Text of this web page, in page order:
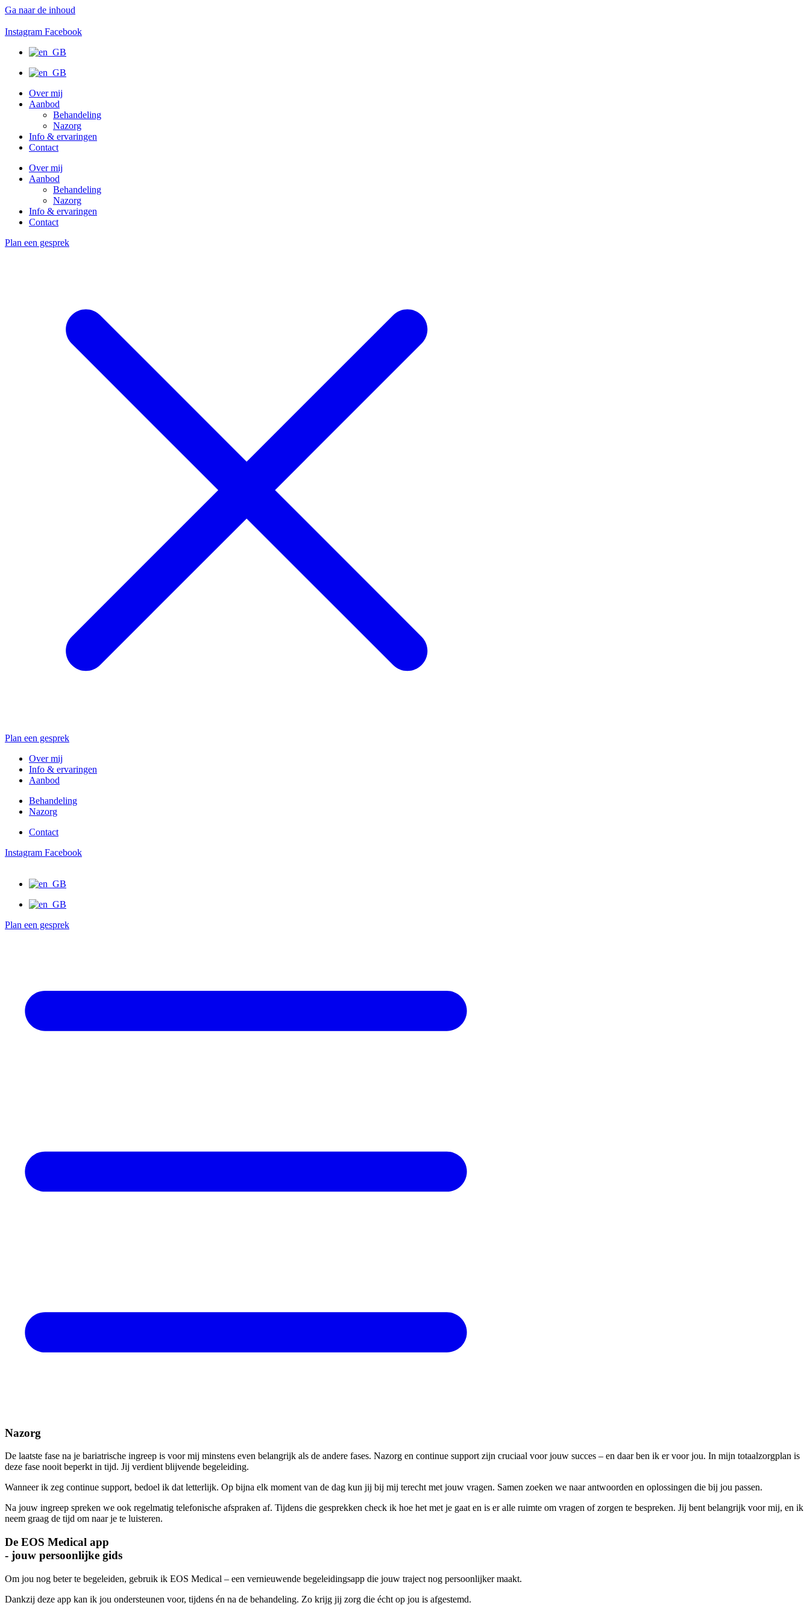
Ga naar de inhoud
Instagram Facebook
Over mij
Aanbod
Behandeling
Nazorg
Info & ervaringen
Contact
Over mij
Aanbod
Behandeling
Nazorg
Info & ervaringen
Contact
Plan een gesprek
Plan een gesprek
Over mij
Info & ervaringen
Aanbod
Behandeling
Nazorg
Contact
Instagram Facebook
Plan een gesprek
Nazorg
De laatste fase na je bariatrische ingreep is voor mij minstens even belangrijk als de andere fases. Nazorg en continue support zijn cruciaal voor jouw succes – en daar ben ik er voor jou. In mijn totaalzorgplan is
deze fase nooit beperkt in tijd. Jij verdient blijvende begeleiding.
Wanneer ik zeg continue support, bedoel ik dat letterlijk. Op bijna elk moment van de dag kun jij bij mij terecht met jouw vragen. Samen zoeken we naar antwoorden en oplossingen die bij jou passen.
Na jouw ingreep spreken we ook regelmatig telefonische afspraken af. Tijdens die gesprekken check ik hoe het met je gaat en is er alle ruimte om vragen of zorgen te bespreken. Jij bent belangrijk voor mij, en ik
neem graag de tijd om naar je te luisteren.
De EOS Medical app
- jouw persoonlijke gids
Om jou nog beter te begeleiden, gebruik ik EOS Medical – een vernieuwende begeleidingsapp die jouw traject nog persoonlijker maakt.
Dankzij deze app kan ik jou ondersteunen voor, tijdens én na de behandeling. Zo krijg jij zorg die écht op jou is afgestemd.